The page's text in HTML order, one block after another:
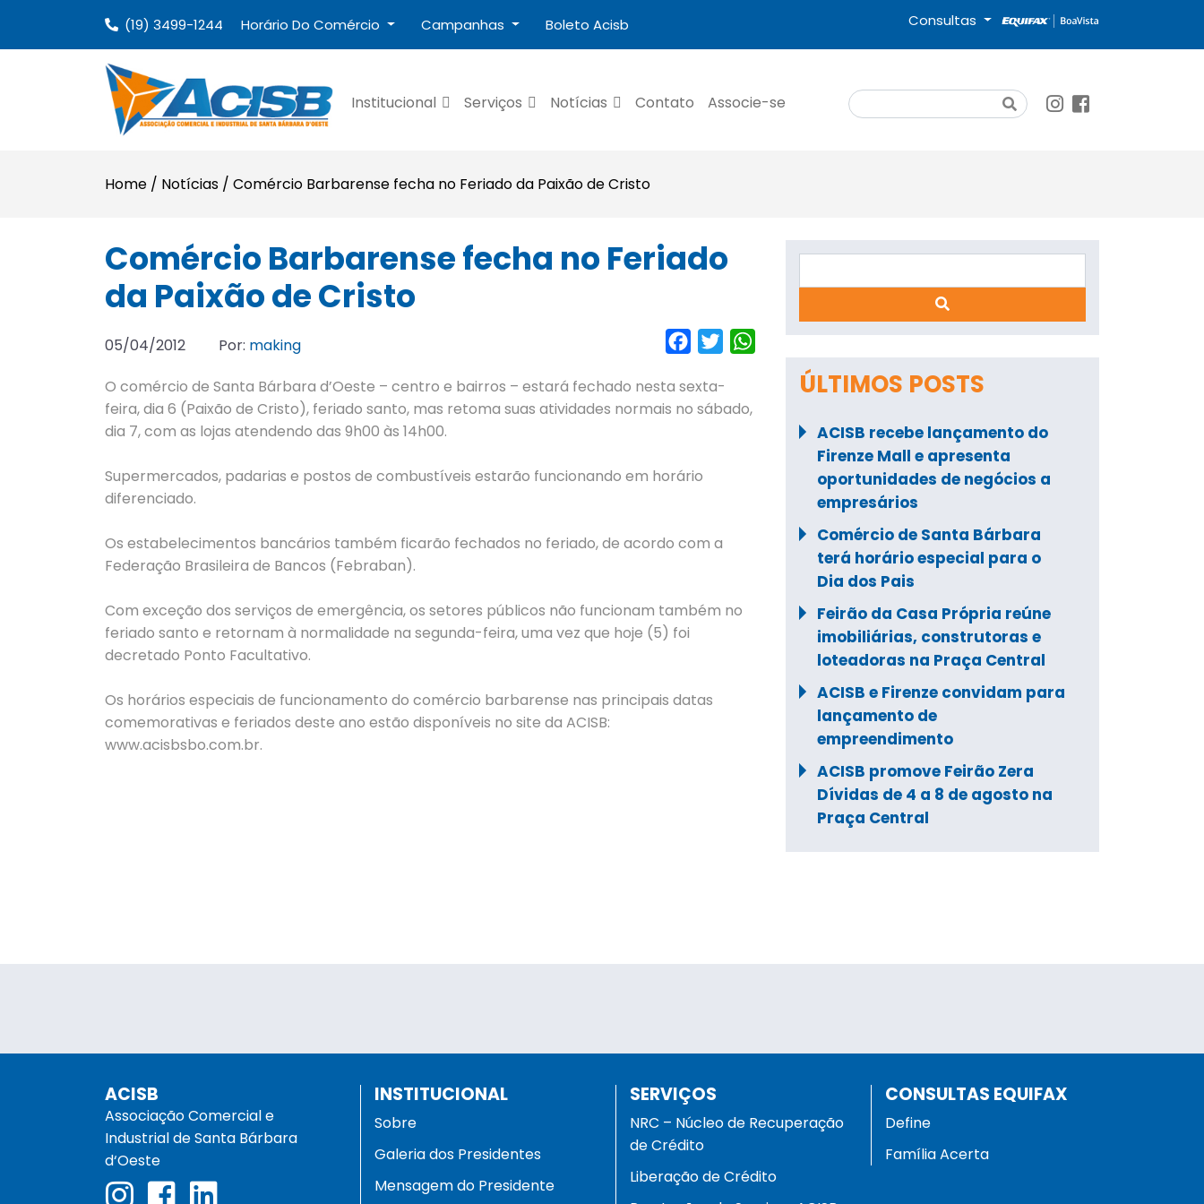
(19) 3499-1244 Horário Do Comércio Campanhas Boleto Acisb Consultas
Institucional Serviços Notícias Contato Associe-se Search
Home / Notícias / Comércio Barbarense fecha no Feriado da Paixão de Cristo
Comércio Barbarense fecha no Feriado
da Paixão de Cristo
05/04/2012 Por: making Facebook
TwitterWhatsApp
O comércio de Santa Bárbara d’Oeste – centro e bairros – estará fechado nesta sexta-
feira, dia 6 (Paixão de Cristo), feriado santo, mas retoma suas atividades normais no sábado,
dia 7, com as lojas atendendo das 9h00 às 14h00.
Supermercados, padarias e postos de combustíveis estarão funcionando em horário
diferenciado.
Os estabelecimentos bancários também ficarão fechados no feriado, de acordo com a
Federação Brasileira de Bancos (Febraban).
Com exceção dos serviços de emergência, os setores públicos não funcionam também no
feriado santo e retornam à normalidade na segunda-feira, uma vez que hoje (5) foi
decretado Ponto Facultativo.
Os horários especiais de funcionamento do comércio barbarense nas principais datas
comemorativas e feriados deste ano estão disponíveis no site da ACISB:
www.acisbsbo.com.br.
ÚLTIMOS POSTS
ACISB recebe lançamento do
Firenze Mall e apresenta
oportunidades de negócios a
empresários
Comércio de Santa Bárbara
terá horário especial para o
Dia dos Pais
Feirão da Casa Própria reúne
imobiliárias, construtoras e
loteadoras na Praça Central
ACISB e Firenze convidam para
lançamento de
empreendimento
ACISB promove Feirão Zera
Dívidas de 4 a 8 de agosto na
Praça Central
ACISB
Associação Comercial e
Industrial de Santa Bárbara
d‘Oeste
INSTITUCIONAL
Sobre
Galeria dos Presidentes
Mensagem do Presidente
SERVIÇOS
NRC – Núcleo de Recuperação
de Crédito
Liberação de Crédito
CONSULTAS EQUIFAX
Define
Família Acerta